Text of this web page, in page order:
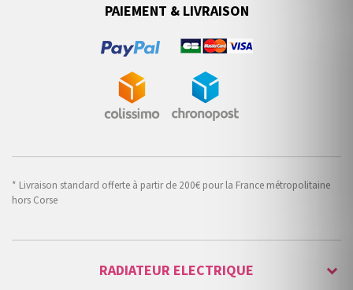
PAIEMENT & LIVRAISON
* Livraison standard offerte à partir de 200€ pour la France métropolitaine
hors Corse
RADIATEUR ELECTRIQUE